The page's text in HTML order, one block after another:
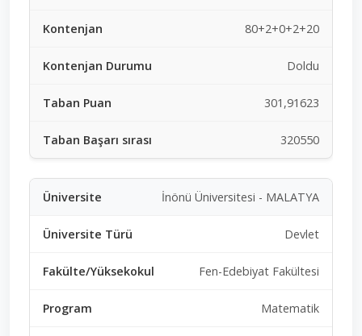
80+2+0+2+20
Doldu
301,91623
320550
İnönü Üniversitesi - MALATYA
Devlet
Fen-Edebiyat Fakültesi
Matematik